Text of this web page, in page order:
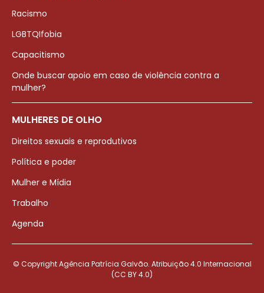
Racismo
LGBTQIfobia
Capacitismo
Onde buscar apoio em caso de violência contra a
mulher?
MULHERES DE OLHO
Direitos sexuais e reprodutivos
Política e poder
Mulher e Mídia
Trabalho
Agenda
© Copyright Agência Patrícia Galvão. Atribuição 4.0 Internacional
(CC BY 4.0)